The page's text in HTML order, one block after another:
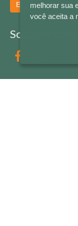
Enviar
Socialize
melhorar sua
você aceita a